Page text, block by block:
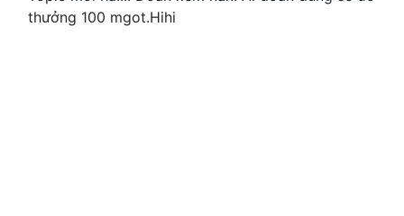
thưởng 100 mgot.Hihi